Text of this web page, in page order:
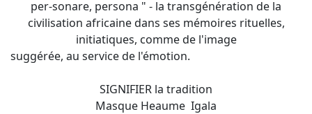
per-sonare, persona " - la transgénération de la
civilisation africaine dans ses mémoires rituelles,
initiatiques, comme de l'image
suggérée, au service de l'émotion.
SIGNIFIER la tradition
Masque Heaume Igala